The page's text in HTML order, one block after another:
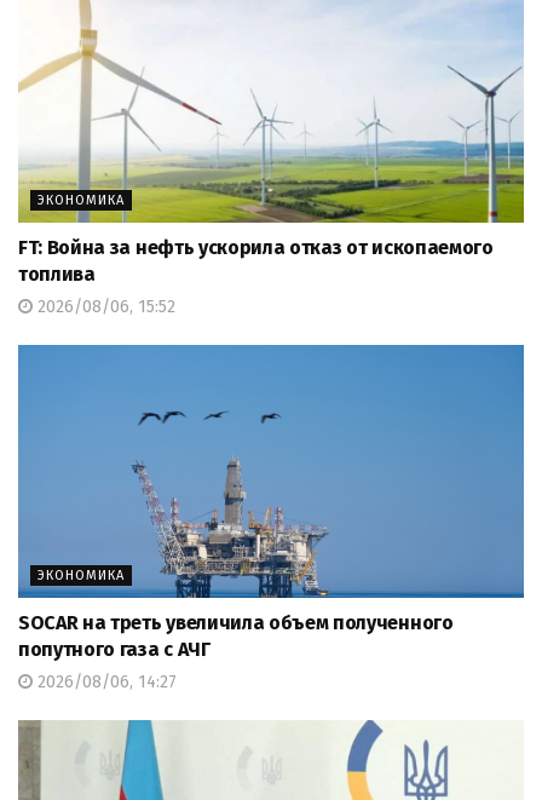
ЭКОНОМИКА
FT: Война за нефть ускорила отказ от ископаемого
топлива
2026/08/06, 15:52
ЭКОНОМИКА
SOCAR на треть увеличила объем полученного
попутного газа с АЧГ
2026/08/06, 14:27